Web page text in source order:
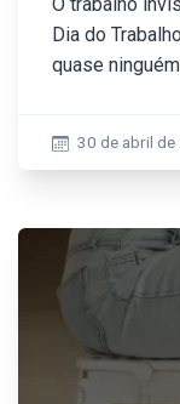
Dia do
quase
30 de abril de